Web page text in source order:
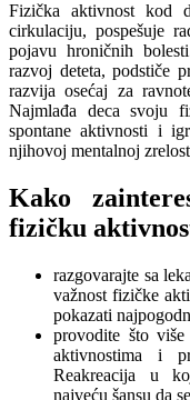
Fizička aktivnost kod
cirkulaciju, pospešuje
pojavu hroničnih
razvoj deteta, podstiče
razvija osećaj za
Najmlađa deca svoju
spontane aktivnosti i
njihovoj mentalnoj
Kako
fizičku
razgovarajte sa
važnost fizičke
pokazati
provodite što
aktivnostima i
Reakreacija u
najveću šansu da